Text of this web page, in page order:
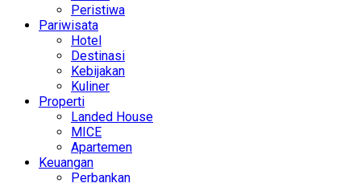
Peristiwa
Pariwisata
Hotel
Destinasi
Kebijakan
Kuliner
Properti
Landed House
MICE
Apartemen
Keuangan
Perbankan